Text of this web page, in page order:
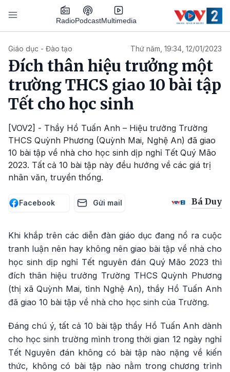
Nhảy đến nội dung
RadioPodcastMultimedia
Giáo dục - Đào tạo Thứ năm, 19:34, 12/01/2023
Đích thân hiệu trưởng một
trường THCS giao 10 bài tập
Tết cho học sinh
[VOV2] - Thầy Hồ Tuấn Anh – Hiệu trưởng Trường
THCS Quỳnh Phương (Quỳnh Mai, Nghệ An) đã giao
10 bài tập về nhà cho học sinh dịp nghỉ Tết Quý Mão
2023. Tất cả 10 bài tập này đều hướng về các giá trị
nhân văn, truyền thống.
Facebook Gửi mail Bá Duy
Khi khắp trên các diễn đàn giáo dục đang nổ ra cuộc
tranh luận nên hay không nên giao bài tập về nhà cho
học sinh dịp nghỉ Tết nguyên đán Quý Mão 2023 thì
đích thân hiệu trưởng Trường THCS Quỳnh Phương
(thị xã Quỳnh Mai, tỉnh Nghệ An), thầy Hồ Tuấn Anh
đã giao 10 bài tập về nhà cho học sinh của Trường.
Đáng chú ý, tất cả 10 bài tập thầy Hồ Tuấn Anh dành
cho học sinh trường mình trong thời gian 12 ngày nghỉ
Tết Nguyên đán không có bài tập nào nặng về kiến
thức, không có bài tập nào nằm trong chương trình